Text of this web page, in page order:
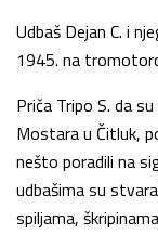
Udbaš Dejan C. i
1945. na
Priča Tripo S. da
Mostara u Čitluk,
nešto poradili na
udbašima su
spiljama,